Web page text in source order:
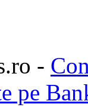
-
pe